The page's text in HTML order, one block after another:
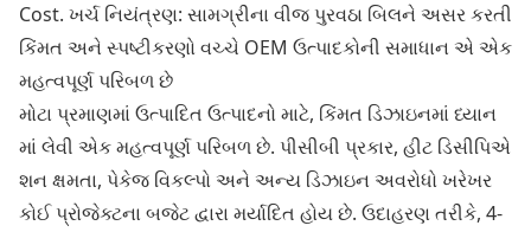
Cost. ખર્ચ નિયંત્રણ: સામગ્રીના વીજ પુરવઠા બિલને અસર કરતી
કિંમત અને સ્પષ્ટીકરણો વચ્ચે OEM ઉત્પાદકોની સમાધાન એ એક
મહત્વપૂર્ણ પરિબળ છે
મોટા પ્રમાણમાં ઉત્પાદિત ઉત્પાદનો માટે, કિંમત ડિઝાઇનમાં ધ્યાન
માં લેવી એક મહત્વપૂર્ણ પરિબળ છે. પીસીબી પ્રકાર, હીટ ડિસીપિએ
શન ક્ષમતા, પેકેજ વિકલ્પો અને અન્ય ડિઝાઇન અવરોધો ખરેખર
કોઈ પ્રોજેક્ટના બજેટ દ્વારા મર્યાદિત હોય છે. ઉદાહરણ તરીકે, 4-